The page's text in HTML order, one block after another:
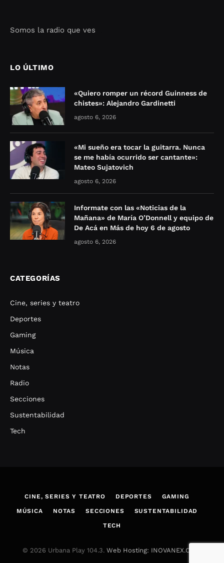
Somos la radio que ves
LO ÚLTIMO
«Quiero romper un récord Guinness de
chistes»: Alejandro Gardinetti
agosto 6, 2026
«Mi sueño era tocar la guitarra. Nunca
se me había ocurrido ser cantante»:
Mateo Sujatovich
agosto 6, 2026
Informate con las «Noticias de la
Mañana» de María O’Donnell y equipo de
De Acá en Más de hoy 6 de agosto
agosto 6, 2026
CATEGORÍAS
Cine, series y teatro
Deportes
Gaming
Música
Notas
Radio
Secciones
Sustentabilidad
Tech
CINE, SERIES Y TEATRO DEPORTES GAMING
MÚSICA NOTAS SECCIONES SUSTENTABILIDAD
TECH
© 2026 Urbana Play 104.3. Web Hosting: INOVANEX.COM